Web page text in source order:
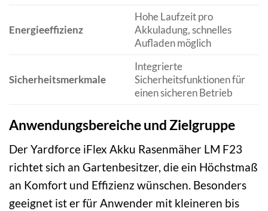
Energieeffizienz
Hohe Laufzeit pro
Akkuladung, schnelles
Aufladen möglich
Sicherheitsmerkmale
Integrierte
Sicherheitsfunktionen für
einen sicheren Betrieb
Anwendungsbereiche und Zielgruppe
Der Yardforce iFlex Akku Rasenmäher LM F23
richtet sich an Gartenbesitzer, die ein Höchstmaß
an Komfort und Effizienz wünschen. Besonders
geeignet ist er für Anwender mit kleineren bis